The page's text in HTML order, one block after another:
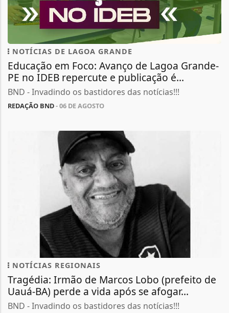
NOTÍCIAS DE LAGOA GRANDE
Educação em Foco: Avanço de Lagoa Grande-
PE no IDEB repercute e publicação é...
BND - Invadindo os bastidores das notícias!!!
REDAÇÃO BND- 06 DE AGOSTO
NOTÍCIAS REGIONAIS
Tragédia: Irmão de Marcos Lobo (prefeito de
Uauá-BA) perde a vida após se afogar...
BND - Invadindo os bastidores das notícias!!!